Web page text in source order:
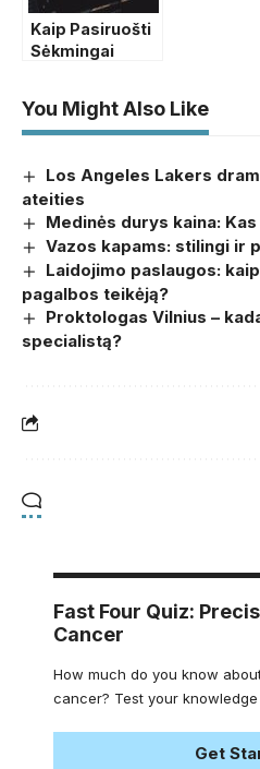
Kaip Pasiruošti
Sėkmingai
You Might Also Like
Los Angeles Lakers
ateities
Medinės durys kaina:
Vazos kapams: stilingi ir
Laidojimo paslaugos:
pagalbos teikėją?
Proktologas Vilnius –
specialistą?
Fast Four Quiz:
Cancer
How much do you know
cancer? Test your
Get